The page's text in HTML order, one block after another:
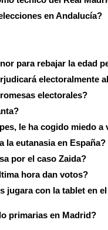
en Andalucía?
para rebajar la edad
electoralmente
electorales?
le ha cogido miedo a
la eutanasia en España?
por el caso Zaida?
hora dan votos?
jugara con la tablet en el
primarias en Madrid?